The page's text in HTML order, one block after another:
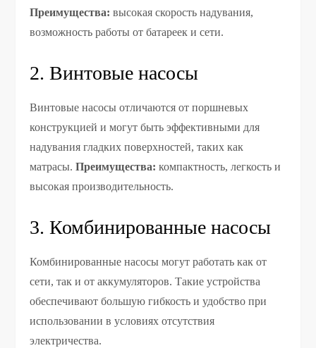
Преимущества: высокая скорость надувания,
возможность работы от батареек и сети.
2. Винтовые насосы
Винтовые насосы отличаются от поршневых
конструкцией и могут быть эффективными для
надувания гладких поверхностей, таких как
матрасы.Преимущества: компактность, легкость и
высокая производительность.
3. Комбинированные насосы
Комбинированные насосы могут работать как от
сети, так и от аккумуляторов. Такие устройства
обеспечивают большую гибкость и удобство при
использовании в условиях отсутствия
электричества.